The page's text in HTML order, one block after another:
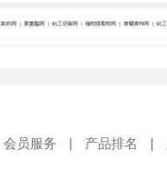
会员服务 | 产品排名 |